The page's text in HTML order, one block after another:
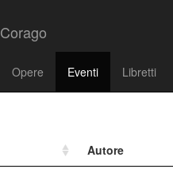
Corago
Opere Eventi Libretti
Autore